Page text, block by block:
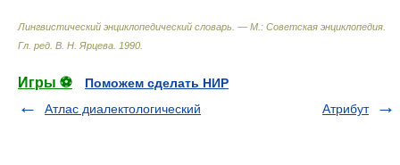
Лингвистический энциклопедический словарь. — М.: Советская энциклопедия
Гл. ред. В. Н. Ярцева 1990
Игры ⚽
Поможем сделать НИР
Атлас диалектологический
Атрибут